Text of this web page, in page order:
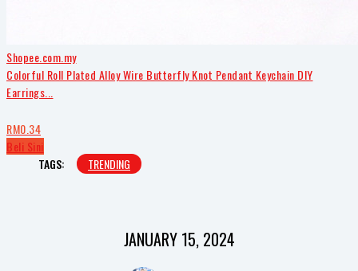
Shopee.com.my
Colorful Roll Plated Alloy Wire Butterfly Knot Pendant Keychain DIY
Earrings...
RM0.34
Beli Sini
TAGS:
TRENDING
JANUARY 15, 2024